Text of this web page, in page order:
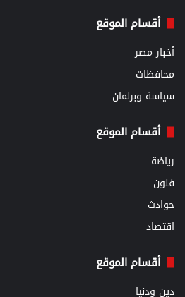
أقسام الموقع
أخبار مصر
محافظات
سياسة وبرلمان
أقسام الموقع
رياضة
فنون
حوادث
اقتصاد
أقسام الموقع
دين ودنيا